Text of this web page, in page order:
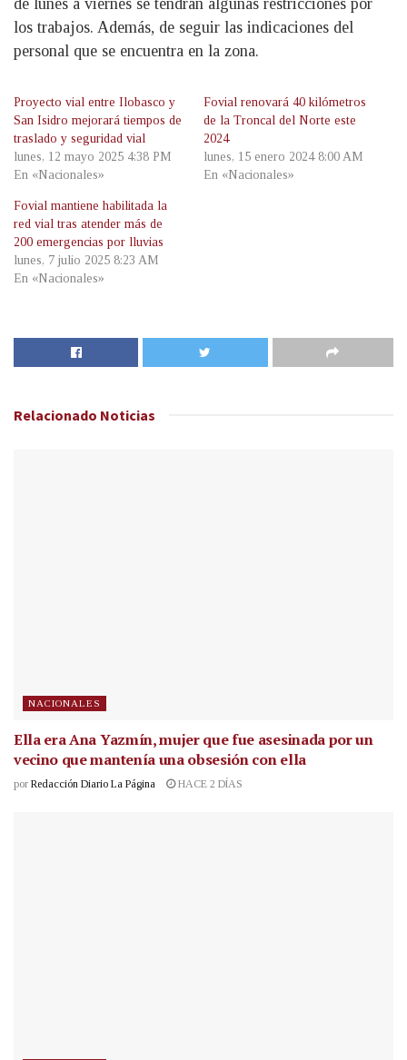
de lunes a viernes se tendrán algunas restricciones por
los trabajos. Además, de seguir las indicaciones del
personal que se encuentra en la zona.
Proyecto vial entre Ilobasco y
San Isidro mejorará tiempos de
traslado y seguridad vial
lunes, 12 mayo 2025 4:38 PM
En «Nacionales»
Fovial renovará 40 kilómetros
de la Troncal del Norte este
2024
lunes, 15 enero 2024 8:00 AM
En «Nacionales»
Fovial mantiene habilitada la
red vial tras atender más de
200 emergencias por lluvias
lunes, 7 julio 2025 8:23 AM
En «Nacionales»
Relacionado Noticias
NACIONALES
Ella era Ana Yazmín, mujer que fue asesinada por un
vecino que mantenía una obsesión con ella
por Redacción Diario La Página HACE 2 DÍAS